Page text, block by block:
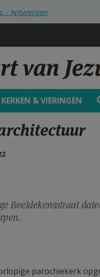
- Antwerpen
van
KERKEN & VIERINGEN
Beeldekensstraat
parochiekerk